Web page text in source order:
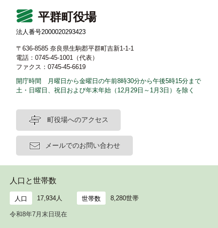
平群町役場
法人番号2000020293423
〒636-8585 奈良県生駒郡平群町吉新1-1-1
電話：0745-45-1001（代表）
ファクス：0745-45-6619
開庁時間 月曜日から金曜日の午前8時30分から午後5時15分まで
土・日曜日、祝日および年末年始（12月29日～1月3日）を除く
町役場へのアクセス
メールでのお問い合わせ
人口と世帯数
人口 17,934人 世帯数 8,280世帯
令和8年7月末日現在